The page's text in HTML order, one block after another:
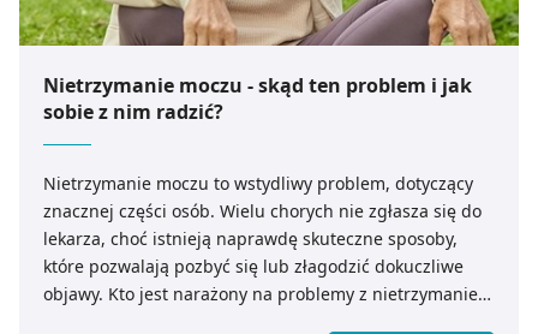
Nietrzymanie moczu - skąd ten problem i jak
sobie z nim radzić?
Nietrzymanie moczu to wstydliwy problem, dotyczący
znacznej części osób. Wielu chorych nie zgłasza się do
lekarza, choć istnieją naprawdę skuteczne sposoby,
które pozwalają pozbyć się lub złagodzić dokuczliwe
objawy. Kto jest narażony na problemy z nietrzymaniem